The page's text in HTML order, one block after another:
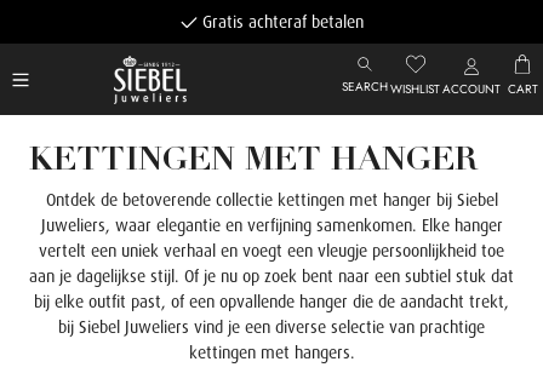
Gratis achteraf betalen
SEARCHWISHLISTACCOUNT CART
KETTINGEN MET HANGER
Ontdek de betoverende collectie kettingen met hanger bij Siebel
Juweliers, waar elegantie en verfijning samenkomen. Elke hanger
vertelt een uniek verhaal en voegt een vleugje persoonlijkheid toe
aan je dagelijkse stijl. Of je nu op zoek bent naar een subtiel stuk dat
bij elke outfit past, of een opvallende hanger die de aandacht trekt,
bij Siebel Juweliers vind je een diverse selectie van prachtige
kettingen met hangers.